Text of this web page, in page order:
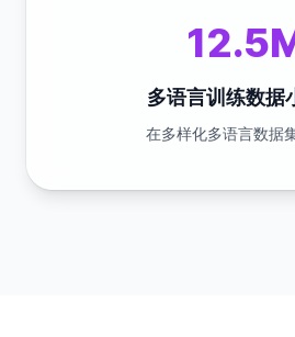
多语言训练数据
在多样化多语言数据